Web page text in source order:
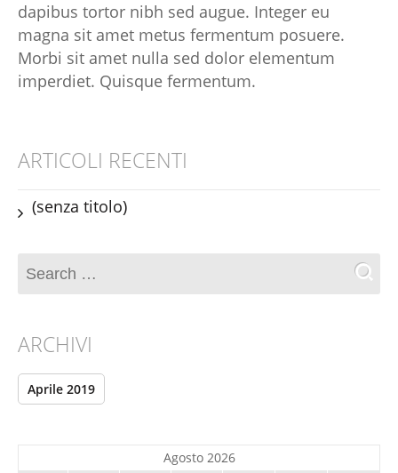
dapibus tortor nibh sed augue. Integer eu
magna sit amet metus fermentum posuere.
Morbi sit amet nulla sed dolor elementum
imperdiet. Quisque fermentum.
ARTICOLI RECENTI
(senza titolo)
ARCHIVI
Aprile 2019
Agosto 2026